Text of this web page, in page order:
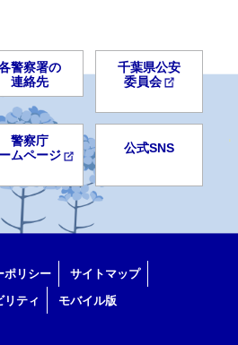
警察署の
連絡先
千葉県公安
委員会
警察庁
ムページ
公式SNS
ポリシー
サイトマップ
リティ モバイル版